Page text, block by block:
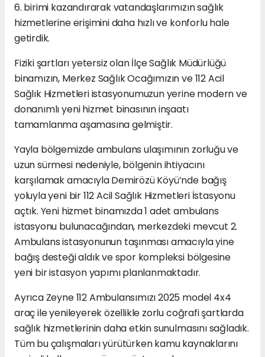
6. birimi kazandırarak vatandaşlarımızın sağlık
hizmetlerine erişimini daha hızlı ve konforlu hale
getirdik.
Fiziki şartları yetersiz olan İlçe Sağlık Müdürlüğü
binamızın, Merkez Sağlık Ocağımızın ve 112 Acil
Sağlık Hizmetleri istasyonumuzun yerine modern ve
donanımlı yeni hizmet binasının inşaatı
tamamlanma aşamasına gelmiştir.
Yayla bölgemizde ambulans ulaşımının zorluğu ve
uzun sürmesi nedeniyle, bölgenin ihtiyacını
karşılamak amacıyla Demirözü Köyü’nde bağış
yoluyla yeni bir 112 Acil Sağlık Hizmetleri İstasyonu
açtık. Yeni hizmet binamızda 1 adet ambulans
istasyonu bulunacağından, merkezdeki mevcut 2.
Ambulans istasyonunun taşınması amacıyla yine
bağış desteği aldık ve spor kompleksi bölgesine
yeni bir istasyon yapımı planlanmaktadır.
Ayrıca Zeyne 112 Ambulansımızı 2025 model 4x4
araç ile yenileyerek özellikle zorlu coğrafi şartlarda
sağlık hizmetlerinin daha etkin sunulmasını sağladık.
Tüm bu çalışmaları yürütürken kamu kaynaklarını